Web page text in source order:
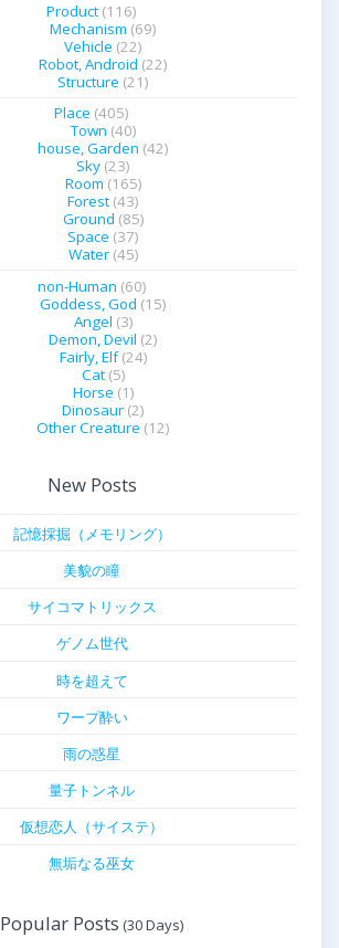
Product (116)
Mechanism (69)
Vehicle (22)
Robot, Android (22)
Structure (21)
Place (405)
Town (40)
house, Garden (42)
Sky (23)
Room (165)
Forest (43)
Ground (85)
Space (37)
Water(45)
non-Human (60)
Goddess, God (15)
Angel (3)
Demon, Devil (2)
Fairly, Elf(24)
Cat(5)
Horse (1)
Dinosaur (2)
Other Creature (12)
New Posts
記憶採掘（メモリング）
美貌の瞳
サイコマトリックス
ゲノム世代
時を超えて
ワープ酔い
雨の惑星
量子トンネル
仮想恋人（サイステ）
無垢なる巫女
Popular Posts